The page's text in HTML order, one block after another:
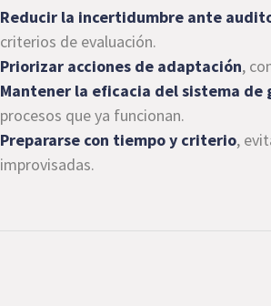
Reducir la incertidumbre ante
criterios de evaluación.
Priorizar acciones de adaptación,
Mantener la eficacia del sistema de
procesos que ya funcionan.
Prepararse con tiempo y criterio,
improvisadas.